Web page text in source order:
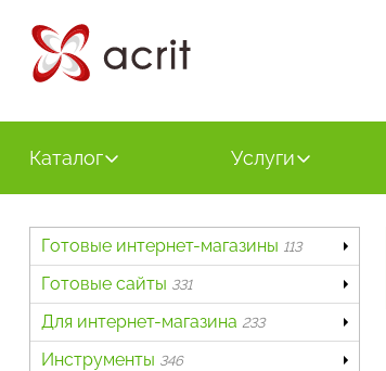
Каталог Услуги
Готовые интернет-магазины 113
Готовые сайты 331
Для интернет-магазина 233
Инструменты 346